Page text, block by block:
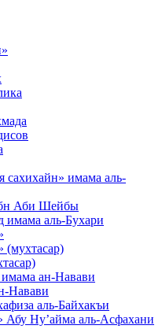
сахихайн» имама аль-
Аби Шейбы
имама аль-Бухари
(мухтасар)
ан-Навави
Навави
аль-Байхакъи
Абу Ну’айма аль-Асфахани